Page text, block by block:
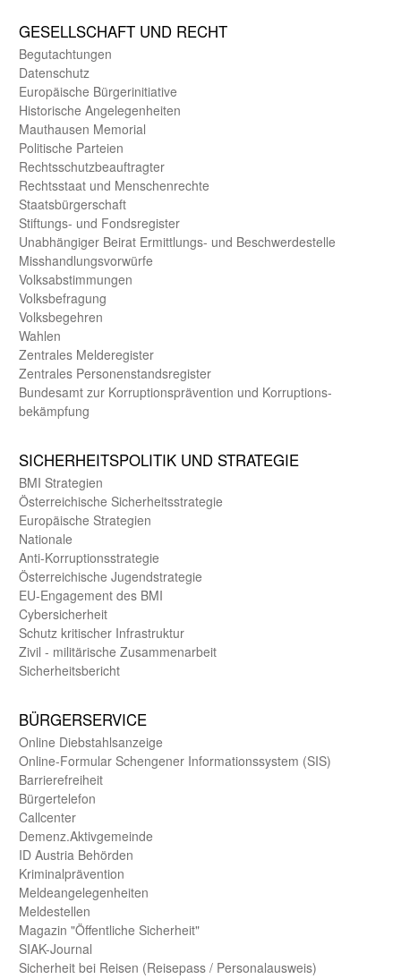
GE­SELL­SCHAFT UND RECHT
Begut­achtungen
Daten­schutz
Europäische Bürger­initiative
Historische Angelegen­heiten
Mauthausen Memorial
Politische Parteien
Rechts­schutz­beauftragter
Rechts­staat und Menschen­rechte
Staats­bürger­schaft
Stiftungs- und Fonds­register
Unab­hängiger Beirat Ermittlungs- und Beschwerde­stelle
Misshandlungs­vorwürfe
Volks­abstimmungen
Volks­befragung
Volks­begehren
Wahlen
Zentrales Melde­register
Zentrales Personen­stands­register
Bundes­amt zur Korrup­tions­prävention und Korrup­tions­
bekämpfung
SICHER­HEITS­POLITIK UND STRATEGIE
BMI Strategien
Öster­reichische Sicherheits­strategie
Europäische Strategien
Nationale
Anti-Korruptions­strategie
Öster­reichische Jugend­strategie
EU-Engagement des BMI
Cybersicherheit
Schutz kritischer Infra­struktur
Zivil - militärische Zusammen­arbeit
Sicherheits­bericht
BÜRGER­SERVICE
Online Diebstahls­anzeige
Online-Formular Schengener Informationssystem (SIS)
Barriere­freiheit
Bürger­telefon
Call­center
Demenz.Aktiv­gemeinde
ID Austria Behörden
Kriminal­prävention
Melde­an­ge­le­gen­heiten
Meld­estellen
Magazin "Öffentliche Sicherheit"
SIAK-Journal
Sicherheit bei Reisen (Reise­pass / Personal­ausweis)